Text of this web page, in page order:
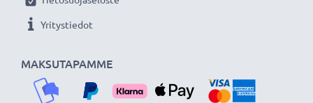
★3 vuoden takuu
verkkokauppa, joka tarjoaa laadukkaita tuotteita, ja
siksi tarjoamme 36 kuukauden takuun!
MAKSUTAPAMME
Yritystiedot